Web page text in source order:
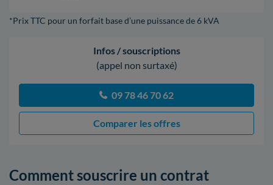
*Prix TTC pour un forfait base d’une puissance de 6 kVA
Infos / souscriptions
(appel non surtaxé)
09 78 46 70 62
Comparer les offres
Comment souscrire un contrat